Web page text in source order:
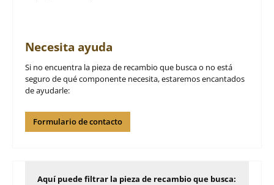
Necesita ayuda
Si no encuentra la pieza de recambio que busca o no está
seguro de qué componente necesita, estaremos encantados
de ayudarle:
Formulario de contacto
Aquí puede filtrar la pieza de recambio que busca: